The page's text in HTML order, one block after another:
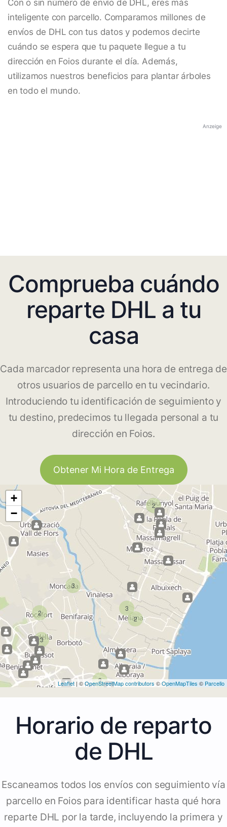
Con o sin número de envío de DHL, eres más
inteligente con parcello. Comparamos millones de
envíos de DHL con tus datos y podemos decirte
cuándo se espera que tu paquete llegue a tu
dirección en Foios durante el día. Además,
utilizamos nuestros beneficios para plantar árboles
en todo el mundo.
Anzeige
Comprueba cuándo
reparte DHL a tu
casa
Cada marcador representa una hora de entrega de
otros usuarios de parcello en tu vecindario.
Introduciendo tu identificación de seguimiento y
tu destino, predecimos tu llegada personal a tu
dirección en Foios.
Obtener Mi Hora de Entrega
3
2
3
2
3
2
3
+
−
Leaflet | ©OpenStreetMap contributors ©OpenMapTiles © Parcello
Horario de reparto
de DHL
Escaneamos todos los envíos con seguimiento vía
parcello en Foios para identificar hasta qué hora
reparte DHL por la tarde, incluyendo la primera y